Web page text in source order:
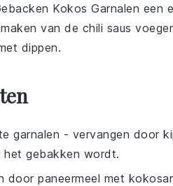
Kokos Garnalen een
van de chili saus
dippen.
garnalen - vervangen door
het gebakken wordt.
door paneermeel met